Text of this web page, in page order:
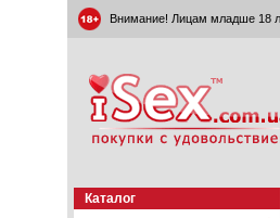
Внимание! Лицам младше 18
Каталог